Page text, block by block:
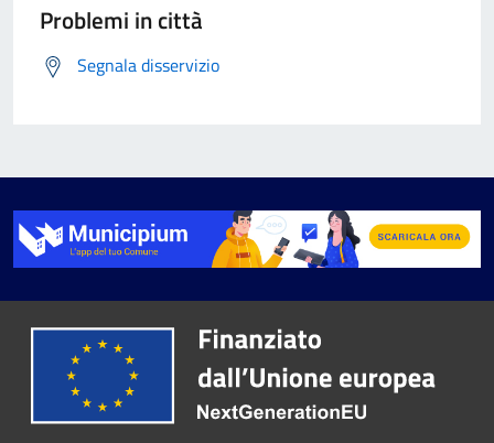
Problemi in città
Segnala disservizio